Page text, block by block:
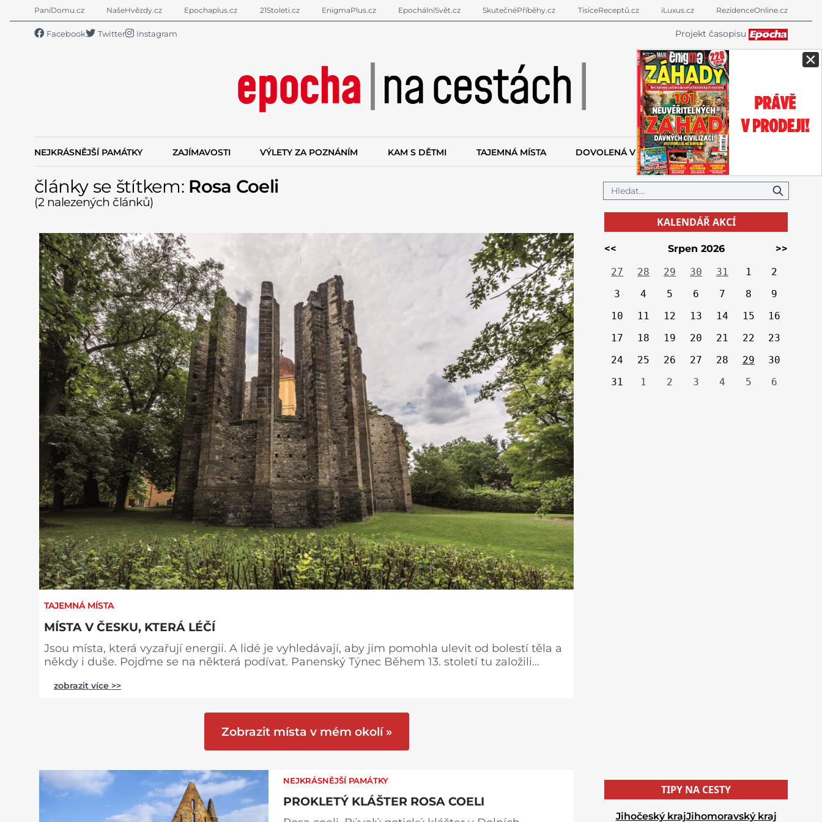
×
PaníDomu.cz NašeHvězdy.cz Epochaplus.cz 21Stoleti.cz EnigmaPlus.cz EpochálníSvět.cz SkutečnéPříběhy.cz TisíceReceptů.cz iLuxus.cz RezidenceOnline.cz
Facebook Twitter Instagram Projekt časopisu
NEJKRÁSNĚJŠÍ PAMÁTKY ZAJÍMAVOSTI VÝLETY ZA POZNÁNÍM KAM S DĚTMI TAJEMNÁ MÍSTA DOVOLENÁ V ZAHRANIČÍ KALENDÁŘ AKCÍ
články se štítkem: Rosa Coeli
(2 nalezených článků)
TAJEMNÁ MÍSTA
MÍSTA V ČESKU, KTERÁ LÉČÍ
Jsou místa, která vyzařují energii. A lidé je vyhledávají, aby jim pomohla ulevit od bolestí těla a
někdy i duše. Pojďme se na některá podívat. Panenský Týnec Během 13. století tu založili
Prý stojí v místě, kde se protínají dvě zóny pozitivní energie, což násobí její sílu. Energie chrámu
zobrazit více >>
Zobrazit místa v mém okolí »
NEJKRÁSNĚJŠÍ PAMÁTKY
PROKLETÝ KLÁŠTER ROSA COELI
KALENDÁŘ AKCÍ
<< Srpen 2026
>>
27
28 29 30 31 1
2
3
4 5 6 7 8
9
10
11 12 13 14 15
16
17
18 19 20 21 22
23
24
25 26 27 28 29
30
31
1 2 3 4 5 6
TIPY NA CESTY
Jihočeský krajJihomoravský kraj